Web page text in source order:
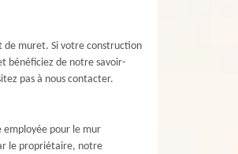
de muret. Si votre construction
bénéficiez de notre savoir-
pas à nous contacter.
employée pour le mur
le propriétaire, notre